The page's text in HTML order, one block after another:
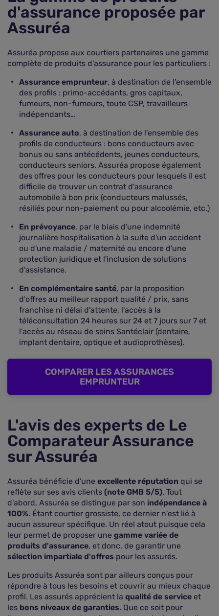
d'assurance proposée par
Assuréa
Assuréa propose aux courtiers partenaires une gamme
complète de produits d'assurance pour les particuliers :
Assurance emprunteur, à destination de l'ensemble
des profils : primo-accédants, gros capitaux,
fumeurs, non-fumeurs, toute CSP, travailleurs
indépendants…
Assurance auto, à destination de l'ensemble des
profils de conducteurs : bons conducteurs avec
bonus ou sans antécédents, jeunes conducteurs,
conducteurs seniors. Assuréa propose également
des offres pour les conducteurs pour lesquels il est
difficile de trouver un contrat d'assurance
automobile à bon prix (conducteurs malussés,
résiliés pour non-paiement ou pour alcoolémie, etc.)
En prévoyance, par le biais d'une indemnité
journalière hospitalisation à la suite d'un accident
ou d'une maladie / maternité ou encore d'une
protection juridique et l'inclusion de solutions
d'assistance.
En complémentaire santé, par la proposition
d'offres au meilleur rapport qualité / prix, sans
franchise ni délai d'attente, l'accès à la
téléconsultation 24 heures sur 24 et 7 jours sur 7 et
l'accès au réseau de soins Santéclair (dentaire,
implant dentaire, optique et audioprothèses).
COMPARER LES ASSURANCES
EMPRUNTEUR
L'avis des experts de Le
Comparateur Assurance
sur Assuréa
Assuréa bénéficie d'une excellente réputation qui se
reflète sur ses avis clients (note GMB 5/5). Tout
d'abord, Assuréa se distingue par son indépendance à
100%. Étant courtier grossiste, ce dernier n'est lié à
aucun assureur spécifique. Un réel atout puisque cela
leur permet de proposer une gamme variée de
produits d'assurance, et donc, de garantir une
sélection impartiale d'offres pour les assurés.
Les produits Assuréa sont par ailleurs conçus pour
répondre à tous les besoins et couvrir au mieux chaque
profil. Les assurés apprécient la qualité de service et
les bons niveaux de garanties. Que ce soit pour